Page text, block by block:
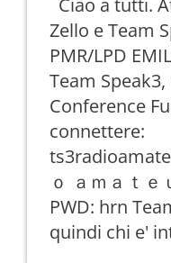
Ciao a tutti.
Zello e Team
PMR/LPD
Team
Conference
connettere:
ｏ ａｍａｔｅ
PWD: hrn
quindi chi e'